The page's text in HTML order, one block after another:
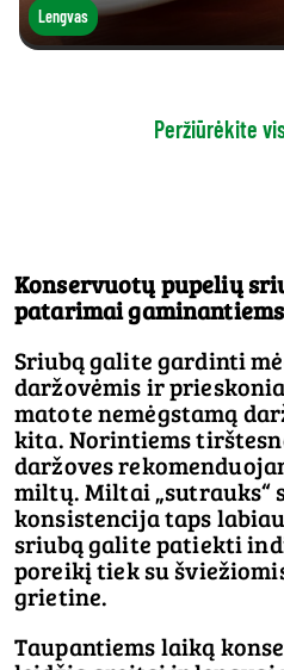
Lengvas
Peržiūrėkite
Konservuotų pupelių
patarimai gaminantiems
Sriubą galite gardinti
daržovėmis ir
matote nemėgstamą
kita. Norintiems
daržoves
miltų. Miltai „sutrauks“
konsistencija taps
sriubą galite patiekti
poreikį tiek su
grietine.
Taupantiems laiką